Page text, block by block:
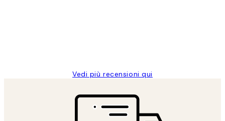
Vedi più recensioni qui